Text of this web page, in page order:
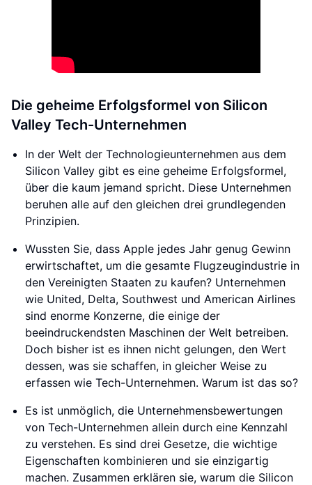
Die geheime Erfolgsformel von Silicon
Valley Tech-Unternehmen
In der Welt der Technologieunternehmen aus dem
Silicon Valley gibt es eine geheime Erfolgsformel,
über die kaum jemand spricht. Diese Unternehmen
beruhen alle auf den gleichen drei grundlegenden
Prinzipien.
Wussten Sie, dass Apple jedes Jahr genug Gewinn
erwirtschaftet, um die gesamte Flugzeugindustrie in
den Vereinigten Staaten zu kaufen? Unternehmen
wie United, Delta, Southwest und American Airlines
sind enorme Konzerne, die einige der
beeindruckendsten Maschinen der Welt betreiben.
Doch bisher ist es ihnen nicht gelungen, den Wert
dessen, was sie schaffen, in gleicher Weise zu
erfassen wie Tech-Unternehmen. Warum ist das so?
Es ist unmöglich, die Unternehmensbewertungen
von Tech-Unternehmen allein durch eine Kennzahl
zu verstehen. Es sind drei Gesetze, die wichtige
Eigenschaften kombinieren und sie einzigartig
machen. Zusammen erklären sie, warum die Silicon